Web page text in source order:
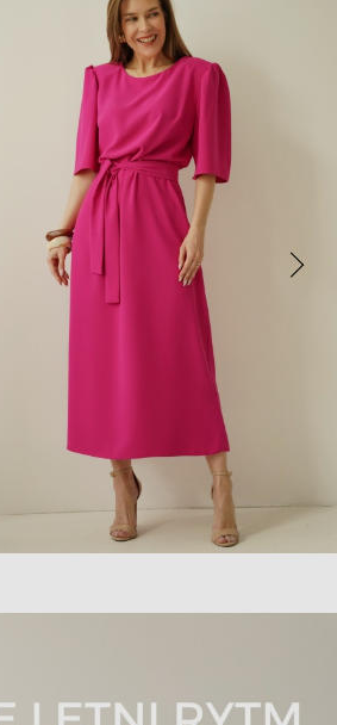
389,90PLN